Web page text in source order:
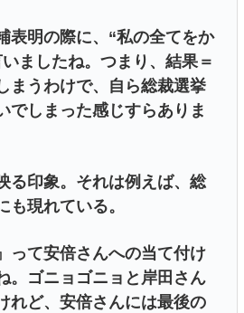
表明の際に、“私の全てをか
ましたね。つまり、結果＝
まうわけで、自ら総裁選挙
でしまった感じすらありま
る印象。それは例えば、総
も現れている。
って安倍さんへの当て付け
。ゴニョゴニョと岸田さん
れど、安倍さんには最後の